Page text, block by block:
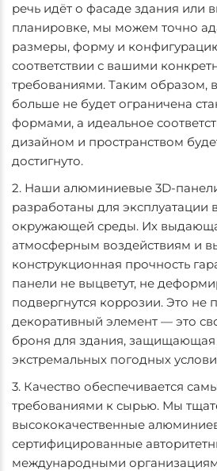
речь идёт о фасаде здания или
планировке, мы можем точно
размеры, форму и
соответствии с вашими
требованиями. Таким образом,
больше не будет ограничена
формами, а идеальное
дизайном и пространством
достигнуто.
2. Наши алюминиевые 3D-
разработаны для эксплуатации
окружающей среды. Их
атмосферным воздействиям и
конструкционная прочность
панели не выцветут, не
подвергнутся коррозии. Это не
декоративный элемент — это
броня для здания, защищающая
экстремальных погодных
3. Качество обеспечивается
требованиями к сырью. Мы
высококачественные
сертифицированные
международными